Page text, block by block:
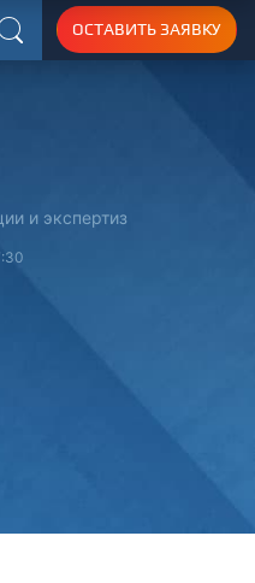
Поиск
ОСТАВИТЬ ЗАЯВКУ
и экспертиз